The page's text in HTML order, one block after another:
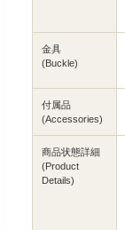
金具
(Buckle)
付属品
(Accessories)
商品状態詳細
(Product
Details)